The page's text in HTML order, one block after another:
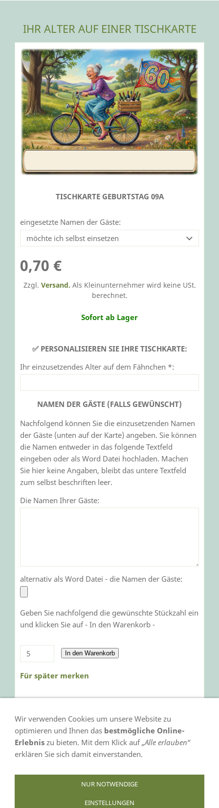
IHR ALTER AUF EINER TISCHKARTE
TISCHKARTE GEBURTSTAG 09A
eingesetzte Namen der Gäste:
0,70 €
Zzgl. Versand. Als Kleinunternehmer wird keine USt.
berechnet.
Sofort ab Lager
✅ PERSONALISIEREN SIE IHRE TISCHKARTE:
Ihr einzusetzendes Alter auf dem Fähnchen *:
NAMEN DER GÄSTE (FALLS GEWÜNSCHT)
Nachfolgend können Sie die einzusetzenden Namen
der Gäste (unten auf der Karte) angeben. Sie können
die Namen entweder in das folgende Textfeld
eingeben oder als Word Datei hochladen. Machen
Sie hier keine Angaben, bleibt das untere Textfeld
zum selbst beschriften leer.
Die Namen Ihrer Gäste:
alternativ als Word Datei - die Namen der Gäste:
Geben Sie nachfolgend die gewünschte Stückzahl ein
und klicken Sie auf - In den Warenkorb -
In den Warenkorb
Für später merken
Wir verwenden Cookies um unsere Website zu
optimieren und Ihnen das bestmögliche Online-
Erlebnis zu bieten. Mit dem Klick auf„Alle erlauben“
erklären Sie sich damit einverstanden.
NUR NOTWENDIGE
EINSTELLUNGEN